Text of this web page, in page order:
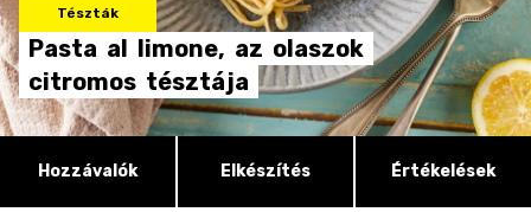
Tészták
Pasta al limone, az olaszok
citromos tésztája
Hozzávalók Elkészítés Értékelések